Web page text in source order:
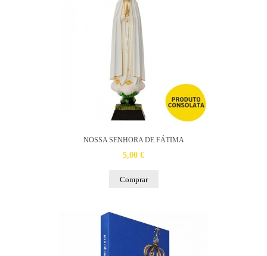
NOSSA SENHORA DE FÁTIMA
5,00 €
Comprar